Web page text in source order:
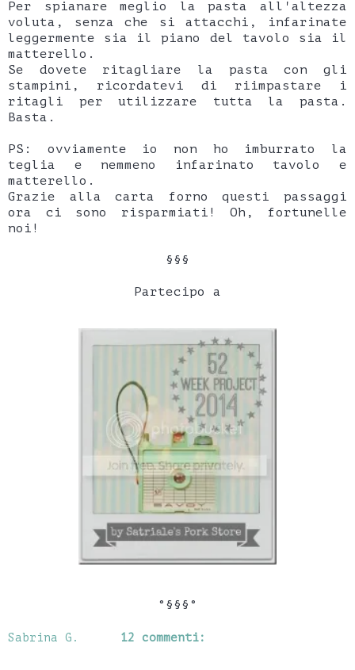
Per spianare meglio la pasta all'altezza
voluta, senza che si attacchi, infarinate
leggermente sia il piano del tavolo sia il
matterello.
Se dovete ritagliare la pasta con gli
stampini, ricordatevi di riimpastare i
ritagli per utilizzare tutta la pasta.
Basta.
PS: ovviamente io non ho imburrato la
teglia e nemmeno infarinato tavolo e
matterello.
Grazie alla carta forno questi passaggi
ora ci sono risparmiati! Oh, fortunelle
noi!
§§§
Partecipo a
°§§§°
Sabrina G. 12 commenti: